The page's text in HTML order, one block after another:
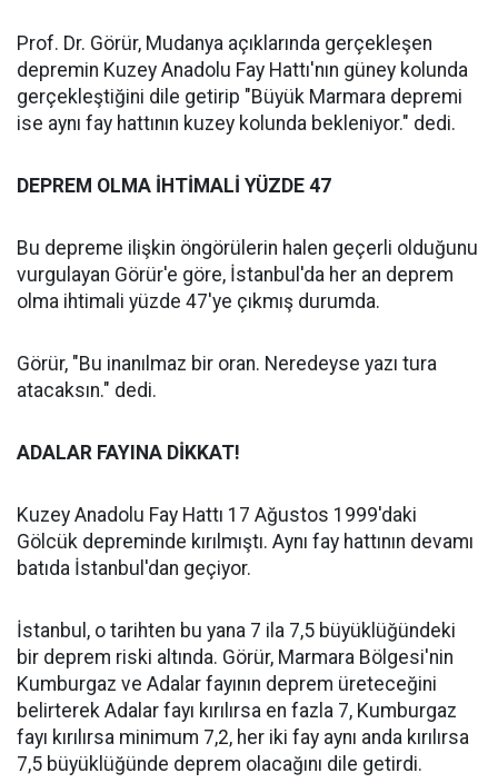
Prof. Dr. Görür, Mudanya açıklarında gerçekleşen
depremin Kuzey Anadolu Fay Hattı'nın güney kolunda
gerçekleştiğini dile getirip "Büyük Marmara depremi
ise aynı fay hattının kuzey kolunda bekleniyor." dedi.
DEPREM OLMA İHTİMALİ YÜZDE 47
Bu depreme ilişkin öngörülerin halen geçerli olduğunu
vurgulayan Görür'e göre, İstanbul'da her an deprem
olma ihtimali yüzde 47'ye çıkmış durumda.
Görür, "Bu inanılmaz bir oran. Neredeyse yazı tura
atacaksın." dedi.
ADALAR FAYINA DİKKAT!
Kuzey Anadolu Fay Hattı 17 Ağustos 1999'daki
Gölcük depreminde kırılmıştı. Aynı fay hattının devamı
batıda İstanbul'dan geçiyor.
İstanbul, o tarihten bu yana 7 ila 7,5 büyüklüğündeki
bir deprem riski altında. Görür, Marmara Bölgesi'nin
Kumburgaz ve Adalar fayının deprem üreteceğini
belirterek Adalar fayı kırılırsa en fazla 7, Kumburgaz
fayı kırılırsa minimum 7,2, her iki fay aynı anda kırılırsa
7,5 büyüklüğünde deprem olacağını dile getirdi.